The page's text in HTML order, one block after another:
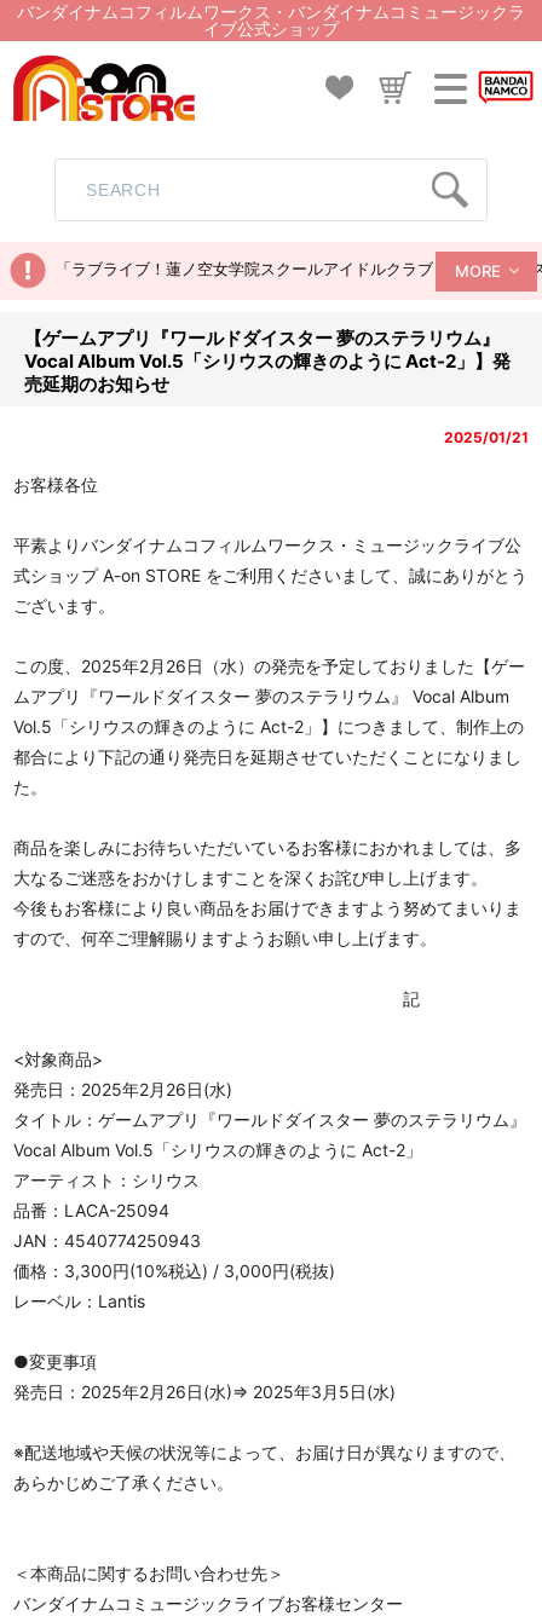
バンダイナムコフィルムワークス・バンダイナムコミュージックラ
イブ公式ショップ
「ラブライブ！蓮ノ空女学院スクールアイドルクラブ ぬいぐるみ
MORE
【ゲームアプリ『ワールドダイスター 夢のステラリウム』
Vocal Album Vol.5「シリウスの輝きのように Act-2」】発
売延期のお知らせ
2025/01/21
お客様各位
平素よりバンダイナムコフィルムワークス・ミュージックライブ公
式ショップ A-on STORE をご利用くださいまして、誠にありがとう
ございます。
この度、2025年2月26日（水）の発売を予定しておりました【ゲー
ムアプリ『ワールドダイスター 夢のステラリウム』 Vocal Album
Vol.5「シリウスの輝きのように Act-2」】につきまして、制作上の
都合により下記の通り発売日を延期させていただくことになりまし
た。
商品を楽しみにお待ちいただいているお客様におかれましては、多
大なるご迷惑をおかけしますことを深くお詫び申し上げます。
今後もお客様により良い商品をお届けできますよう努めてまいりま
すので、何卒ご理解賜りますようお願い申し上げます。
記
<対象商品>
発売日：2025年2月26日(水)
タイトル：ゲームアプリ『ワールドダイスター 夢のステラリウム』
Vocal Album Vol.5「シリウスの輝きのように Act-2」
アーティスト：シリウス
品番：LACA-25094
JAN：4540774250943
価格：3,300円(10%税込) / 3,000円(税抜)
レーベル：Lantis
●変更事項
発売日：2025年2月26日(水)⇒ 2025年3月5日(水)
※配送地域や天候の状況等によって、お届け日が異なりますので、
あらかじめご了承ください。
＜本商品に関するお問い合わせ先＞
バンダイナムコミュージックライブお客様センター